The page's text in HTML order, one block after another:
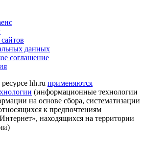
данных
соглашение
hh.ru применяются
(информационные технологии
на основе сбора, систематизации
к предпочтениям
находящихся на территории